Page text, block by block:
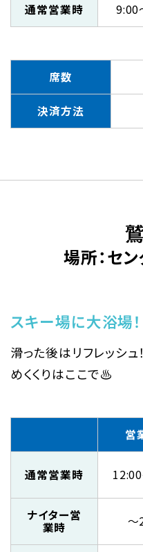
通常営業時 9:00
席数
決済方法
場所：セ
スキー場に大浴場！
滑った後はリフレッシ
めくくりはここで♨
営
通常営業時
ナイター営
業時 ～